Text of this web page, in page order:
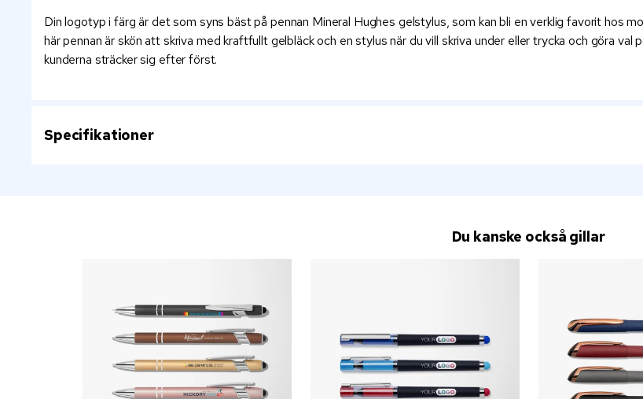
Din logotyp i färg är det som syns bäst på pennan Mineral Hughes gelstylus, som kan bli en verklig favorit hos
här pennan är skön att skriva med kraftfullt gelbläck och en stylus när du vill skriva under eller trycka och göra
kunderna sträcker sig efter först.
Specifikationer
Du kanske också gillar